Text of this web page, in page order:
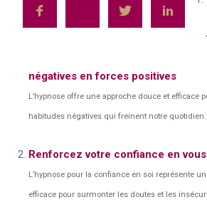
négatives en forces positives
L’hypnose offre une approche douce et efficace
habitudes négatives qui freinent notre quotidien.
Renforcez votre confiance en
L’hypnose pour la confiance en soi représente
efficace pour surmonter les doutes et les